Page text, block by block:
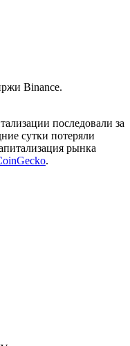
Binance.
последовали за
сутки потеряли
рынка
.